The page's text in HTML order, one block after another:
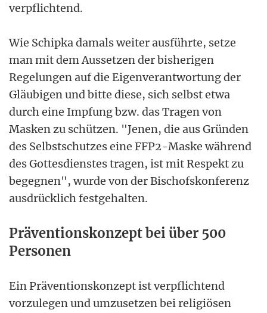
verpflichtend.
Wie Schipka damals weiter ausführte, setze
man mit dem Aussetzen der bisherigen
Regelungen auf die Eigenverantwortung der
Gläubigen und bitte diese, sich selbst etwa
durch eine Impfung bzw. das Tragen von
Masken zu schützen. "Jenen, die aus Gründen
des Selbstschutzes eine FFP2-Maske während
des Gottesdienstes tragen, ist mit Respekt zu
begegnen", wurde von der Bischofskonferenz
ausdrücklich festgehalten.
Präventionskonzept bei über 500
Personen
Ein Präventionskonzept ist verpflichtend
vorzulegen und umzusetzen bei religiösen